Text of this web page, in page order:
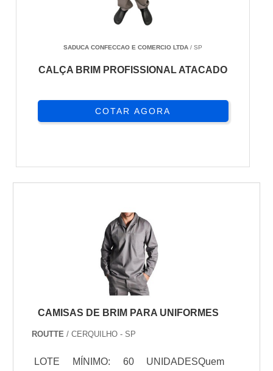
SADUCA CONFECCAO E COMERCIO LTDA / SP
CALÇA BRIM PROFISSIONAL ATACADO
COTAR AGORA
CAMISAS DE BRIM PARA UNIFORMES
ROUTTE/ CERQUILHO - SP
LOTE MÍNIMO: 60 UNIDADESQuem